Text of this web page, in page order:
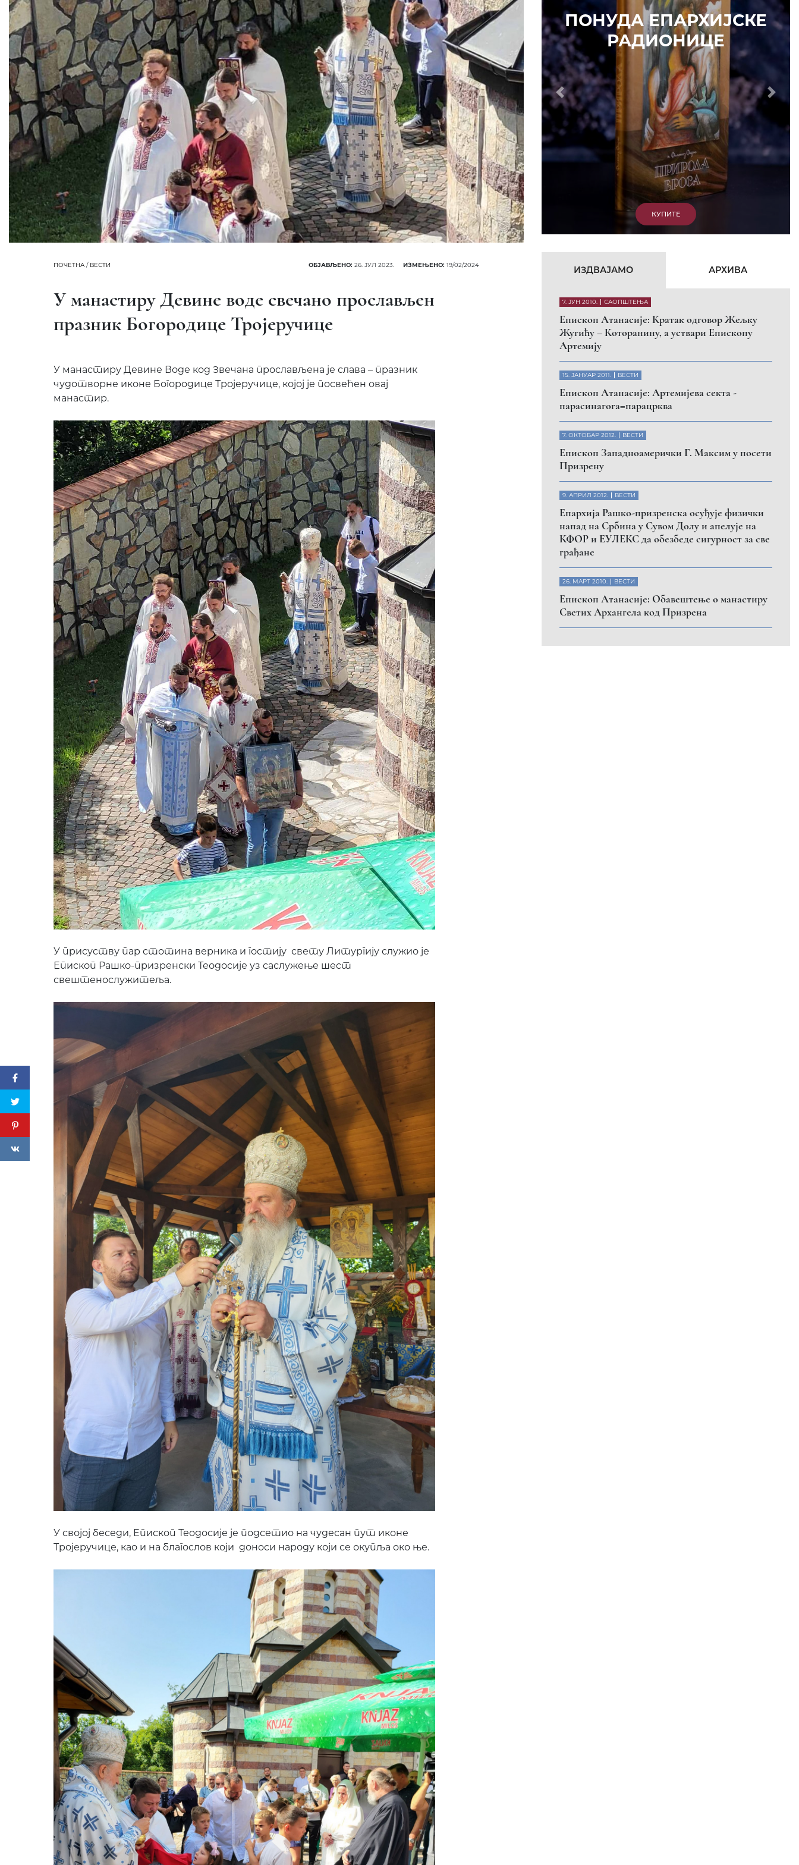
ПОЧЕТНА/ ВЕСТИ ОБЈАВЉЕНО: 26. ЈУЛ 2023. ИЗМЕЊЕНО: 19/02/2024
У манастиру Девине воде свечано прослављен
празник Богородице Тројеручице
У манастиру Девине Воде код Звечана прослављена је слава – празник
чудотворне иконе Богородице Тројеручице, којој је посвећен овај
манастир.
У присуству пар стотина верника и гостију свету Литургију служио је
Епископ Рашко-призренски Теодосије уз саслужење шест
свештенослужитеља.
У својој беседи, Епископ Теодосије је подсетио на чудесан пут иконе
Тројеручице, као и на благослов који доноси народу који се окупља око ње.
КУПИТЕ
7. ЈУН 2010. САОПШТЕЊА
Eпископ Атанасије: Кратак одговор Жељку
Жугићу – Которанину, а уствари Епископу
Артемију
15. ЈАНУАР 2011. ВЕСТИ
Eпископ Атанасије: Артемијева секта -
парасинагога=парацрква
ВЕСТИ
Eпископ Западноамерички Г. Максим у посети
напад на Србина у Сувом Долу и апелује на
КФОР и ЕУЛЕКС да обезбеде сигурност за све
Eпископ Атанасије: Обавештење о манастиру
Светих Архангела код Призрена